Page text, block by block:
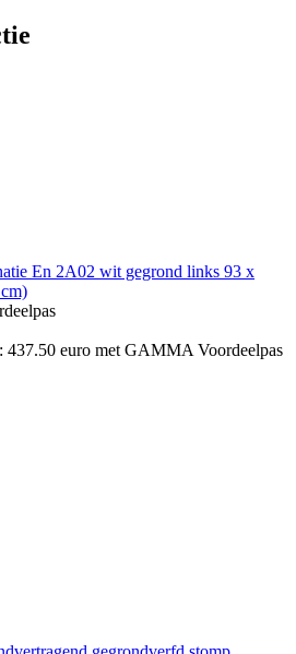
En 2A02 wit gegrond links 93 x
437.50 euro met GAMMA Voordeelpas